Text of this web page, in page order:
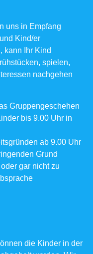
uns in Empfang
Kind/er
kann Ihr Kind
spielen,
nachgehen
Gruppengeschehen
bis 9.00 Uhr in
ab 9.00 Uhr
Grund
gar nicht zu
die Kinder in der